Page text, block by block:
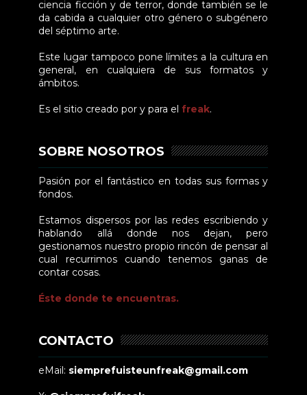
ciencia ficción y de terror, donde también se le
da cabida a cualquier otro género o subgénero
del séptimo arte.
Este lugar tampoco pone límites a la cultura en
general, en cualquiera de sus formatos y
ámbitos.
Es el sitio creado por y para elfreak.
SOBRE NOSOTROS
Pasión por el fantástico en todas sus formas y
fondos.
Estamos dispersos por las redes escribiendo y
hablando allá donde nos dejan, pero
gestionamos nuestro propio rincón de pensar al
cual recurrimos cuando tenemos ganas de
contar cosas.
Éste donde te encuentras.
CONTACTO
eMail: siemprefuisteunfreak@gmail.com